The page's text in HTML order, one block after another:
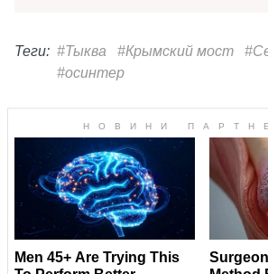
Теги: #Тыква #Крымский мост
#осинтер